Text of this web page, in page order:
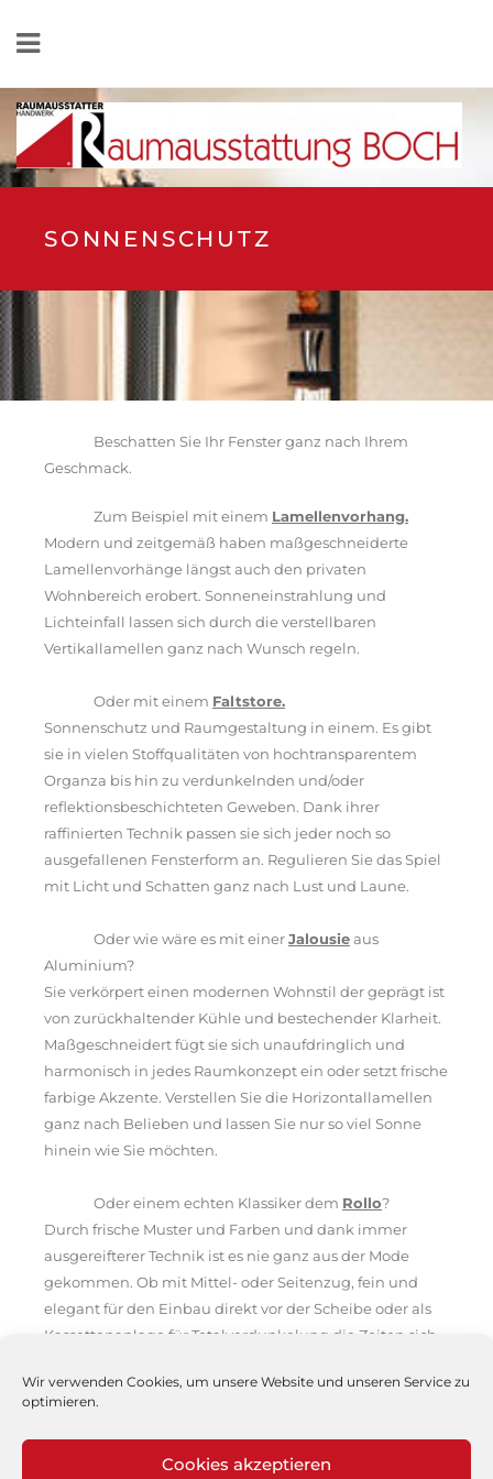
Wir verwenden Cookies, um unsere Website und unseren Service zu
optimieren.
Cookies akzeptieren
SONNENSCHUTZ
Beschatten Sie Ihr Fenster ganz nach Ihrem
Geschmack.
Zum Beispiel mit einem Lamellenvorhang.
Modern und zeitgemäß haben maßgeschneiderte
Lamellenvorhänge längst auch den privaten
Wohnbereich erobert. Sonneneinstrahlung und
Lichteinfall lassen sich durch die verstellbaren
Vertikallamellen ganz nach Wunsch regeln.
Oder mit einem Faltstore.
Sonnenschutz und Raumgestaltung in einem. Es gibt
sie in vielen Stoffqualitäten von hochtransparentem
Organza bis hin zu verdunkelnden und/oder
reflektionsbeschichteten Geweben. Dank ihrer
raffinierten Technik passen sie sich jeder noch so
ausgefallenen Fensterform an. Regulieren Sie das Spiel
mit Licht und Schatten ganz nach Lust und Laune.
Oder wie wäre es mit einerJalousieaus
Aluminium?
Sie verkörpert einen modernen Wohnstil der geprägt ist
von zurückhaltender Kühle und bestechender Klarheit.
Maßgeschneidert fügt sie sich unaufdringlich und
harmonisch in jedes Raumkonzept ein oder setzt frische
farbige Akzente. Verstellen Sie die Horizontallamellen
ganz nach Belieben und lassen Sie nur so viel Sonne
hinein wie Sie möchten.
Oder einem echten Klassiker dem Rollo?
Durch frische Muster und Farben und dank immer
ausgereifterer Technik ist es nie ganz aus der Mode
gekommen. Ob mit Mittel- oder Seitenzug, fein und
elegant für den Einbau direkt vor der Scheibe oder als
Kassettenanlage für Totalverdunkelung die Zeiten sich